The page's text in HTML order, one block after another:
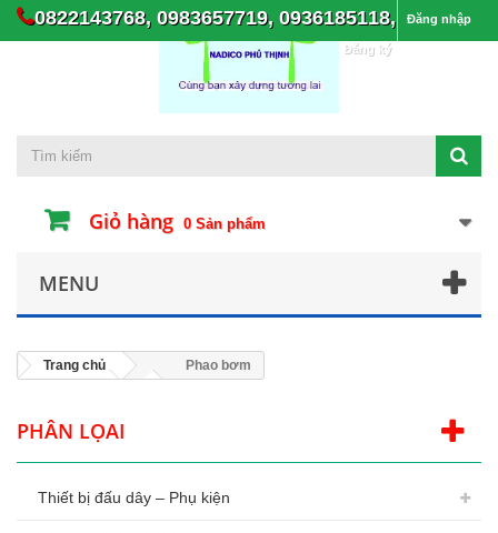
0822143768, 0983657719, 0936185118, Đăng nhập
Đăng ký
Giỏ hàng 0 Sản phẩm
MENU
Trang chủ Phao bơm
PHÂN LỌAI
Thiết bị đấu dây – Phụ kiện